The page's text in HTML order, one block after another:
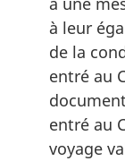
à leur
de la
entré au
entré au
voyage